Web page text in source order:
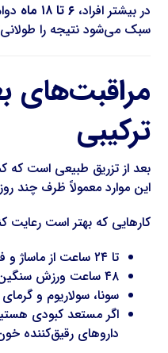
در بیشتر افراد،۶ تا ۱۸ ماه
سبک می‌شود نتیجه را
مراقبت‌های
ترکیبی
بعد از تزریق طبیعی است که
این موارد معمولاً ظرف چند
کارهایی که بهتر است رعایت
تا ۲۴ ساعت از ماساژ و فشار روی ناحیه خودداری کنید
۴۸ ساعت ورزش سنگین نروید
سونا، سولاریوم و
اگر مستعد کبودی
داروهای رقیق‌کننده